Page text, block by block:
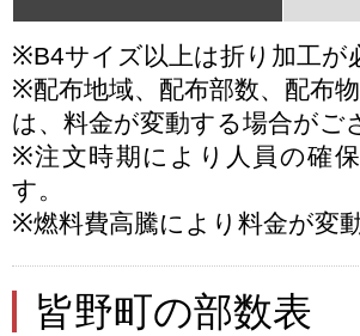
※B4サイズ以上は折り加工が
※配布地域、配布部数、配布
は、料金が変動する場合がご
※注文時期により人員の確
す。
※燃料費高騰により料金が変
皆野町の部数表